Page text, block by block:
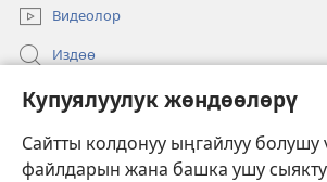
Купуялуулук жөндөөлөрү
Сайтты колдонуу ыңгайлуу болушу
файлдарын жана башка ушу
Видеолор
Издөө
Бийлик өкүлдөрү үчүн маалымат